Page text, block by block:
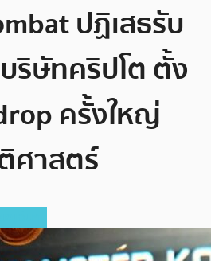
ปฏิเสธรับ
ริษัทคริปโต ตั้ง
ครั้งใหญ่
ศาสตร์